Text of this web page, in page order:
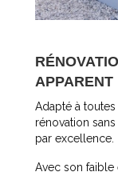
APPARENT
Adapté à
rénovation
par excellence.
Avec son